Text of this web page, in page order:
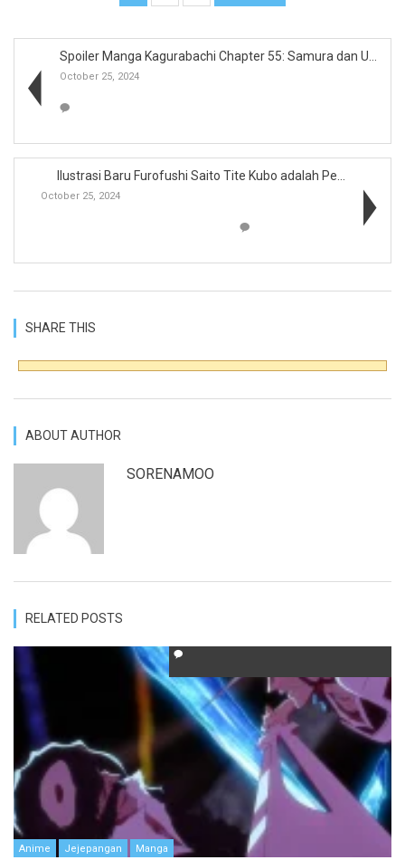
Spoiler Manga Kagurabachi Chapter 55: Samura dan U...
October 25, 2024
Ilustrasi Baru Furofushi Saito Tite Kubo adalah Pe...
October 25, 2024
SHARE THIS
ABOUT AUTHOR
SORENAMOO
RELATED POSTS
Anime Jejepangan Manga